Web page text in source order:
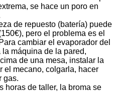
se hace un poro en
de repuesto (batería) puede
pero el problema es el
cambiar el evaporador del
máquina de la pared,
de una mesa, instalar la
el mecano, colgarla, hacer
gas.
horas de taller, la broma se